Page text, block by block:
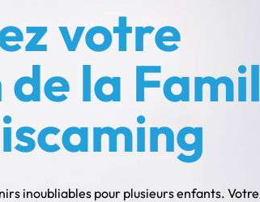
votre
la
inoubliables pour plusieurs enfants.